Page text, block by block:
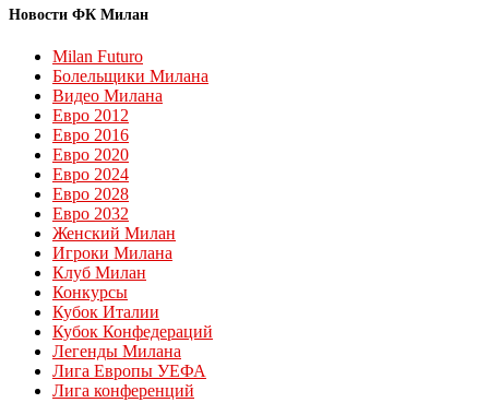
Новости ФК Милан
Milan Futuro
Болельщики Милана
Видео Милана
Евро 2012
Евро 2016
Евро 2020
Евро 2024
Евро 2028
Евро 2032
Женский Милан
Игроки Милана
Клуб Милан
Конкурсы
Кубок Италии
Кубок Конфедераций
Легенды Милана
Лига Европы УЕФА
Лига конференций